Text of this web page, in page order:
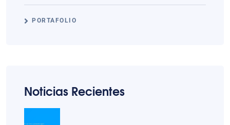
PORTAFOLIO
Noticias Recientes